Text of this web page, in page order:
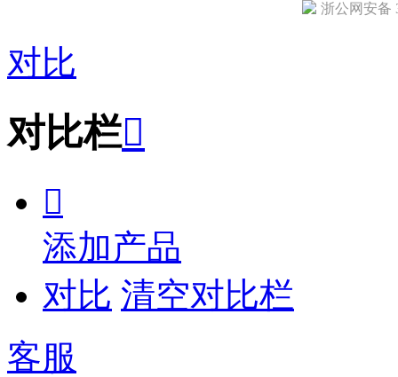
浙公网安备
对比
对比栏

添加产品
对比 清空对比栏
客服